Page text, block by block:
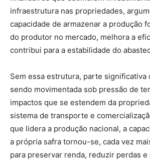
infraestrutura nas propriedades,
capacidade de armazenar a produção
do produtor no mercado, melhora a
contribui para a estabilidade do
Sem essa estrutura, parte significativa
sendo movimentada sob pressão de
impactos que se estendem da
sistema de transporte e
que lidera a produção nacional, a
a própria safra tornou-se, cada vez
para preservar renda, reduzir perdas e